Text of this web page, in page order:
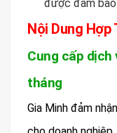
được đảm bảo
Nội Dung Hợp
Cung cấp dịch
tháng
Gia Minh đảm